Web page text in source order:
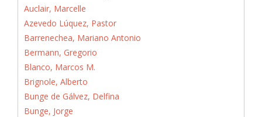
Auclair, Marcelle
Azevedo Lúquez, Pastor
Barrenechea, Mariano Antonio
Bermann, Gregorio
Blanco, Marcos M.
Brignole, Alberto
Bunge de Gálvez, Delfina
Bunge, Jorge